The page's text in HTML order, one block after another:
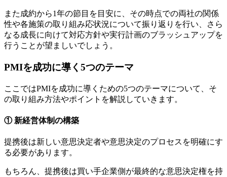
また成約から1年の節目を目安に、その時点での両社の関係
性や各施策の取り組み応状況について振り返りを行い、さら
なる成長に向けて対応方針や実行計画のブラッシュアップを
行うことが望ましいでしょう。
PMIを成功に導く5つのテーマ
ここではPMIを成功に導くための5つのテーマについて、そ
の取り組み方法やポイントを解説していきます。
① 新経営体制の構築
提携後は新しい意思決定者や意思決定のプロセスを明確にす
る必要があります。
もちろん、提携後は買い手企業側が最終的な意思決定権を持